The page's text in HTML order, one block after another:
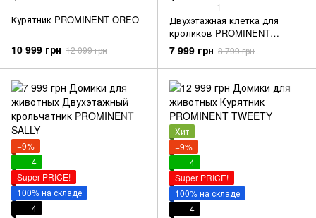
Курятник PROMINENT OREO
10 999 грн 12 099 грн
1
Двухэтажная клетка для
кроликов PROMINENT
RAPHAELO
7 999 грн 8 799 грн
−9%
4
Super PRICE!
100% на складе
4
Хит
−9%
4
Super PRICE!
100% на складе
4